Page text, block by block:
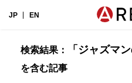
JP EN
検索結果： 「ジャズマ
を含む記事